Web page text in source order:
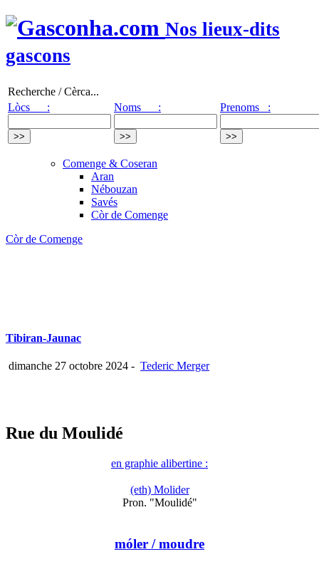
Nos lieux-dits
gascons
Recherche / Cèrca...
Lòcs :
Noms : Prenoms :
Comenge & Coseran
Aran
Nébouzan
Savés
Còr de Comenge
Còr de Comenge
Tibiran-Jaunac
dimanche 27 octobre 2024 - Tederic Merger
Rue du Moulidé
en graphie alibertine :
(eth) Molider
Pron. "Moulidé"
móler / moudre